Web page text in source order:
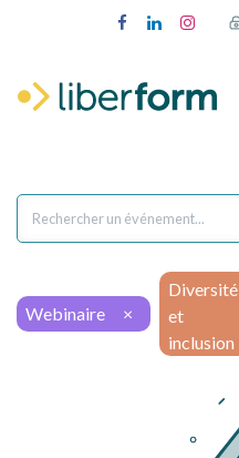
Webinaire ×
Diversité
et
inclusion